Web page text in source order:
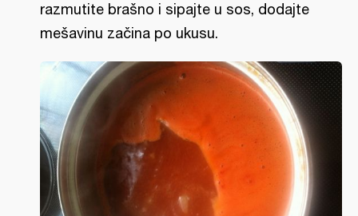
razmutite brašno i sipajte u sos, dodajte
mešavinu začina po ukusu.